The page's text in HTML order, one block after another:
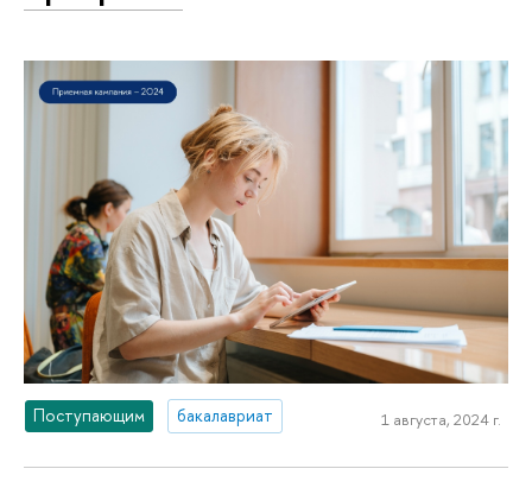
Поступающим бакалавриат 1 августа, 2024 г.